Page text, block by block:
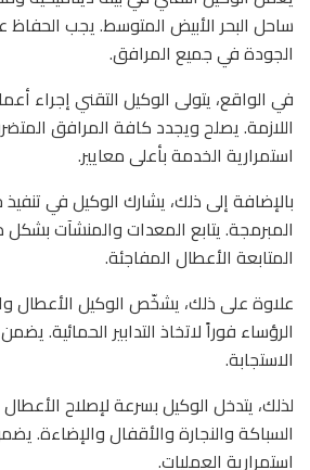
ساحل البحر الأبيض المتوسط. يجب
الجودة في جميع المرافق.
في الواقع، يتولى الوكيل التقني إجراء
اللازمة. يصلح ويجدد كافة المرافق
استمرارية الخدمة بأعلى معايير.
بالإضافة إلى ذلك، يشارك الوكيل في
المبرمجة. يتابع المعدات والمنشآت
المتابعة الأعطال المفاجئة.
علاوة على ذلك، يشخّص الوكيل الأعطال
الرؤساء فوراً لاتخاذ التدابير الحمائية.
الاستجابة.
لذلك، يتدخل الوكيل بسرعة لإصلاح
السباكة والنجارة والأقفال والإضاءة.
استمرارية العمليات.